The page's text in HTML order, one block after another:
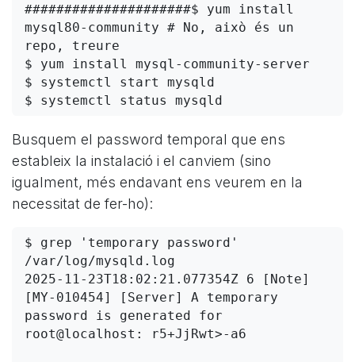
#####################$ yum install
mysql80-community # No, això és un
repo, treure
$ yum install mysql-community-server
$ systemctl start mysqld
Busquem el password temporal que ens
estableix la instalació i el canviem (sino
igualment, més endavant ens veurem en la
necessitat de fer-ho):
$ grep 'temporary password'
/var/log/mysqld.log
2025-11-23T18:02:21.077354Z 6 [Note]
[MY-010454] [Server] A temporary
password is generated for
root@localhost: r5+JjRwt>-a6